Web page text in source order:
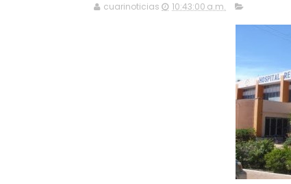
cuarinoticias 10:43:00 a.m.